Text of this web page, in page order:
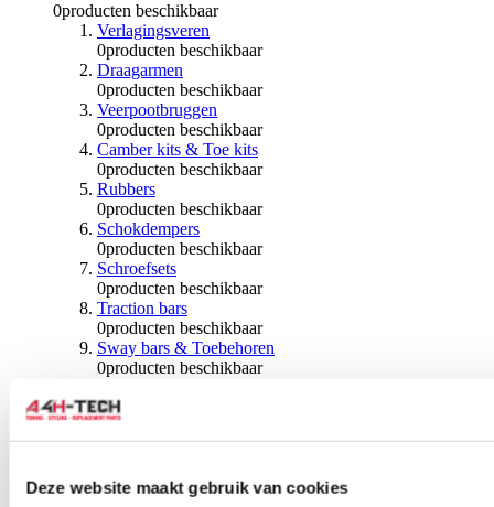
Deze website maakt gebruik van cookies
0producten beschikbaar
Verlagingsveren
0producten beschikbaar
Draagarmen
0producten beschikbaar
Veerpootbruggen
0producten beschikbaar
Camber kits & Toe kits
0producten beschikbaar
Rubbers
0producten beschikbaar
Schokdempers
0producten beschikbaar
Schroefsets
0producten beschikbaar
Traction bars
0producten beschikbaar
Sway bars & Toebehoren
0producten beschikbaar
0producten beschikbaar
Wiellagers & Naven
0producten beschikbaar